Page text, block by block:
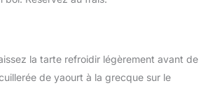
la tarte refroidir légèrement avant de
de yaourt à la grecque sur le